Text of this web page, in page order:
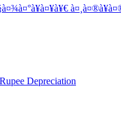
Depreciation